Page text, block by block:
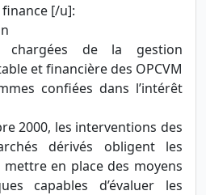
[/u]:
chargées de la gestion
et financière des OPCVM
confiées dans l’intérêt
2000, les interventions des
dérivés obligent les
en place des moyens
capables d’évaluer les